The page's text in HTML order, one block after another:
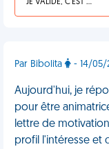
JE VALIDE, C'EST UNE VDM
Par Bibolita - 14/05/
Aujourd'hui, je
pour être
lettre de
profil l'intéresse et